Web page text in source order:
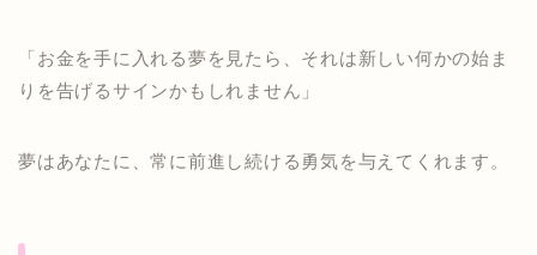
「お金を手に入れる夢を見たら、それは新しい何かの始ま
りを告げるサインかもしれません」
夢はあなたに、常に前進し続ける勇気を与えてくれます。